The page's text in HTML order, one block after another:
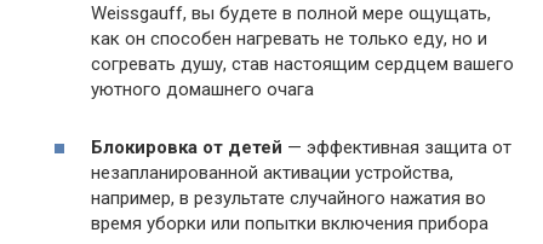
Weissgauff, вы будете в полной мере ощущать,
как он способен нагревать не только еду, но и
согревать душу, став настоящим сердцем вашего
уютного домашнего очага
Блокировка от детей — эффективная защита от
незапланированной активации устройства,
например, в результате случайного нажатия во
время уборки или попытки включения прибора